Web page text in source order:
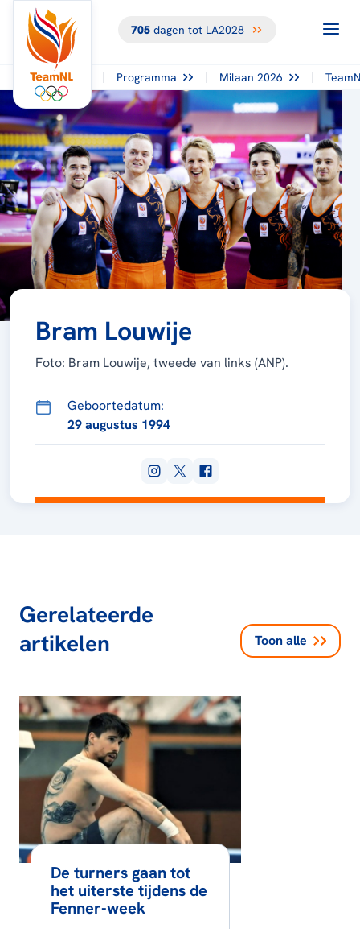
705dagen tot LA2028
Programma Milaan 2026
Bram Louwije
Foto: Bram Louwije, tweede van links (ANP).
Geboortedatum:
29 augustus 1994
Gerelateerde
artikelen
Toon alle
De turners gaan tot
het uiterste tijdens de
Fenner-week